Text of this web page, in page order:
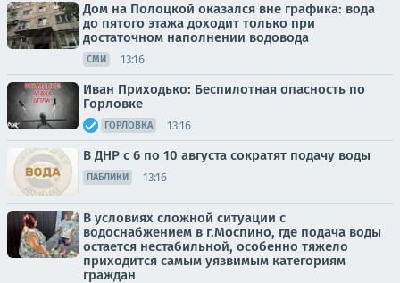
Дом на Полоцкой оказался вне графика: вода
до пятого этажа доходит только при
достаточном наполнении водовода
СМИ 13:16
Иван Приходько: Беспилотная опасность по
Горловке
ГОРЛОВКА 13:16
В ДНР с 6 по 10 августа сократят подачу воды
ПАБЛИКИ 13:16
В условиях сложной ситуации с
водоснабжением в г.Моспино, где подача воды
остается нестабильной, особенно тяжело
приходится самым уязвимым категориям
граждан